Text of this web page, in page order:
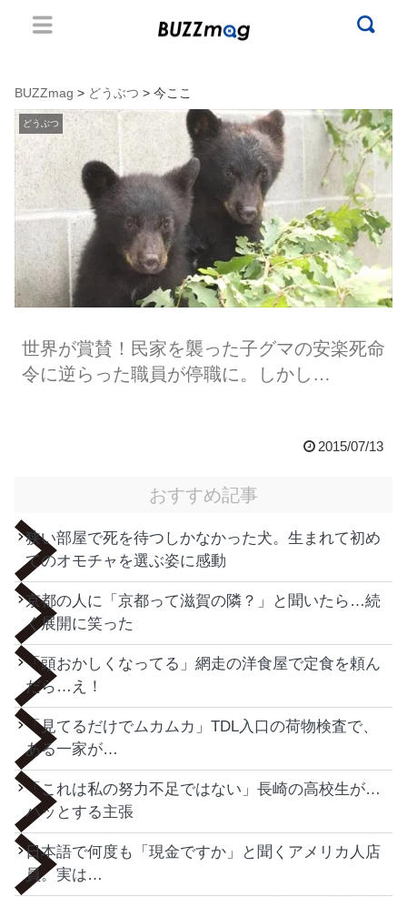
BUZZmag > どうぶつ > 今ここ
どうぶつ
世界が賞賛！民家を襲った子グマの安楽死命
令に逆らった職員が停職に。しかし…
2015/07/13
おすすめ記事
狭い部屋で死を待つしかなかった犬。生まれて初め
てのオモチャを選ぶ姿に感動
京都の人に「京都って滋賀の隣？」と聞いたら…続
く展開に笑った
「頭おかしくなってる」網走の洋食屋で定食を頼ん
だら…え！
「見てるだけでムカムカ」TDL入口の荷物検査で、
ある一家が…
「これは私の努力不足ではない」長崎の高校生が…
ハッとする主張
日本語で何度も「現金ですか」と聞くアメリカ人店
員。実は…